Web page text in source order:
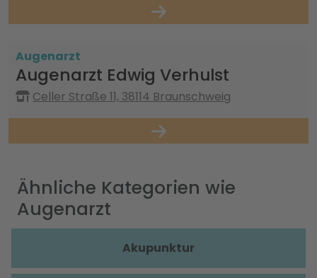
Augenarzt
Augenarzt Edwig Verhulst
Celler Straße 11, 38114 Braunschweig
Ähnliche Kategorien wie
Augenarzt
Akupunktur